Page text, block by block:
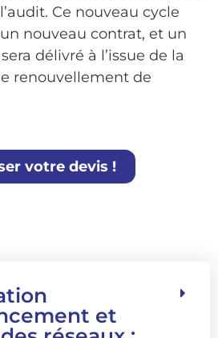
Ce nouveau cycle
nouveau contrat, et un
délivré à l’issue de la
renouvellement de
votre devis !
et